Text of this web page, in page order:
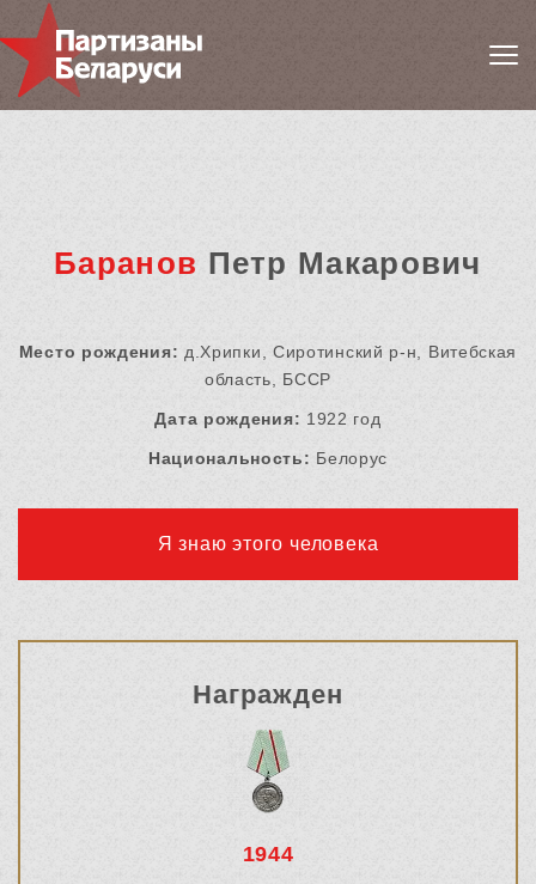
Баранов Петр Макарович
Место рождения: д.Хрипки, Сиротинский р-н, Витебская
область, БССР
Дата рождения: 1922 год
Национальность: Белорус
Я знаю этого человека
Награжден
1944